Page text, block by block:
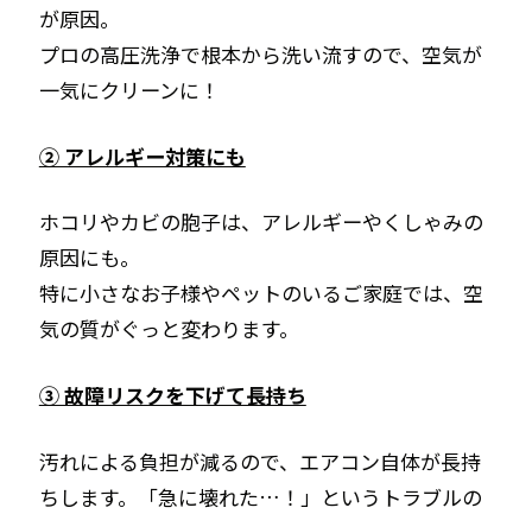
が原因。
プロの高圧洗浄で根本から洗い流すので、空気が
一気にクリーンに！
② アレルギー対策にも
ホコリやカビの胞子は、アレルギーやくしゃみの
原因にも。
特に小さなお子様やペットのいるご家庭では、空
気の質がぐっと変わります。
③ 故障リスクを下げて長持ち
汚れによる負担が減るので、エアコン自体が長持
ちします。「急に壊れた…！」というトラブルの